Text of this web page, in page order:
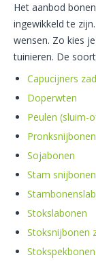
Het aanbod
ingewikkeld te
wensen. Zo kies
tuinieren. De
Capucijners
Doperwten
Peulen (sluim-
Pronksnijbonen
Sojabonen
Stam
Stokslabonen
Stoksnijbonen
Stokspekbonen